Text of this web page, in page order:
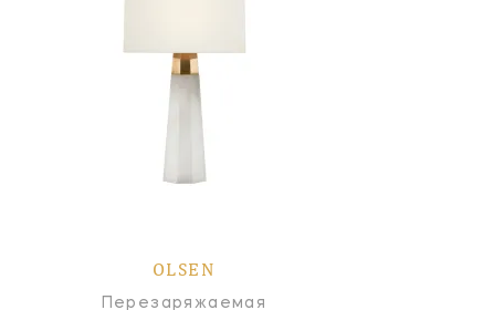
OLSEN
Перезаряжаемая